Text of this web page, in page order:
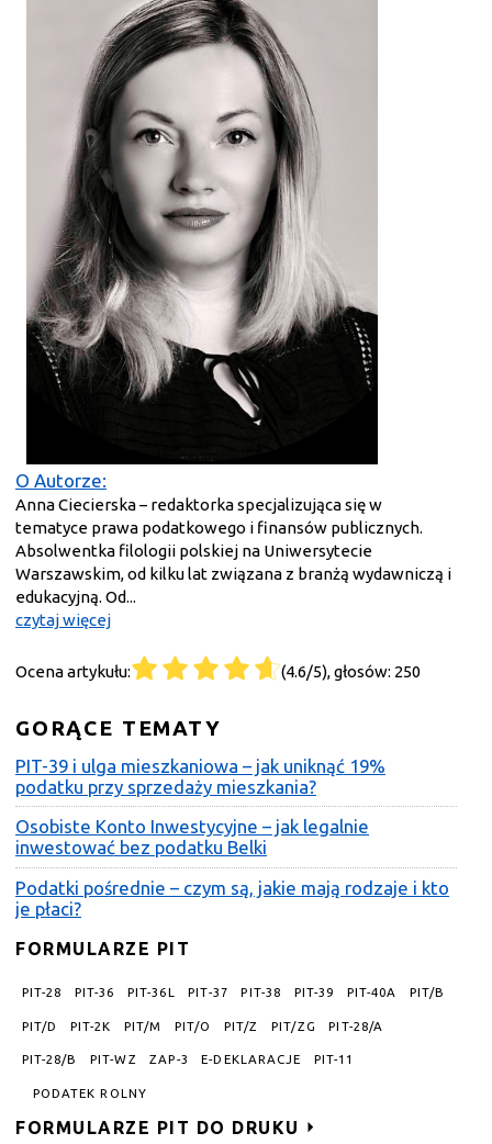
O Autorze:
Anna Ciecierska – redaktorka specjalizująca się w
tematyce prawa podatkowego i finansów publicznych.
Absolwentka filologii polskiej na Uniwersytecie
Warszawskim, od kilku lat związana z branżą wydawniczą i
edukacyjną. Od...
czytaj więcej
Ocena artykułu: (4.6/5), głosów: 250
GORĄCE TEMATY
PIT-39 i ulga mieszkaniowa – jak uniknąć 19%
podatku przy sprzedaży mieszkania?
Osobiste Konto Inwestycyjne – jak legalnie
inwestować bez podatku Belki
Podatki pośrednie – czym są, jakie mają rodzaje i kto
je płaci?
FORMULARZE PIT
PIT-28 PIT-36 PIT-36L PIT-37 PIT-38 PIT-39 PIT-40A PIT/B
PIT/D PIT-2K PIT/M PIT/O PIT/Z PIT/ZG PIT-28/A
PIT-28/B PIT-WZ ZAP-3 E-DEKLARACJE PIT-11
PODATEK ROLNY
FORMULARZE PIT DO DRUKU